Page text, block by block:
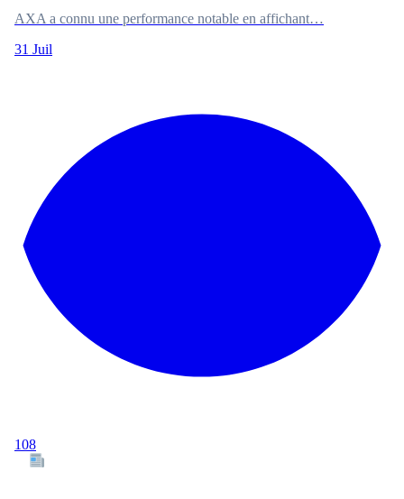
AXA a connu une performance notable en affichant…
31 Juil
108